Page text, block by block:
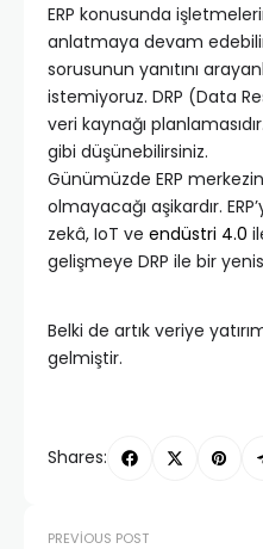
ERP konusunda
anlatmaya devam
sorusunun yanıtını
istemiyoruz. DRP (Data
veri kaynağı
gibi düşünebilirsiniz.
Günümüzde ERP
olmayacağı aşikardır.
zekâ, IoT ve endüstri 4.0
gelişmeye DRP ile bir
Belki de artık veriye
gelmiştir.
Shares:
PREVIOUS POST